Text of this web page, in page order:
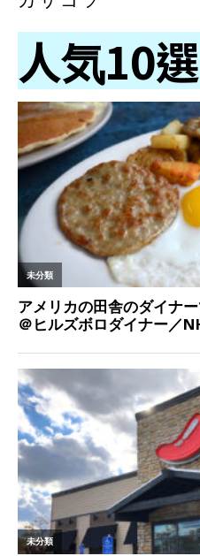
人気10選